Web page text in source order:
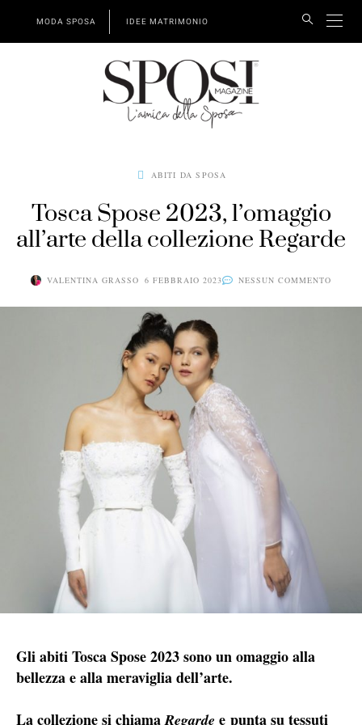
MODA SPOSA IDEE MATRIMONIO
ABITI DA SPOSA
Tosca Spose 2023, l’omaggio
all’arte della collezione Regarde
VALENTINA GRASSO 6 FEBBRAIO 2023 NESSUN COMMENTO
Gli abiti Tosca Spose 2023 sono un omaggio alla
bellezza e alla meraviglia dell’arte.
La collezione si chiamaRegarde e punta su tessuti